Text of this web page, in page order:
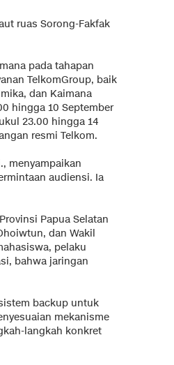
ruas Sorong-Fakfak
pada tahapan
TelkomGroup, baik
dan Kaimana
hingga 10 September
23.00 hingga 14
resmi Telkom.
menyampaikan
audiensi. Ia
Papua Selatan
dan Wakil
pelaku
bahwa jaringan
backup untuk
mekanisme
langkah konkret